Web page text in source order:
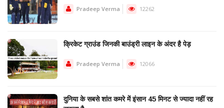
Pradeep Verma 12262
क्रिकेट ग्राउंड जिनकी बाउंड्री लाइन के अंदर है पेड़
Pradeep Verma 12066
दुनिया के सबसे शांत कमरे में इंसान 45 मिनट से ज्यादा नहीं रह